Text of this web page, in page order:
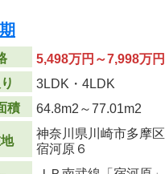
5,498万円～7,998万円
3LDK・4LDK
積
64.8m2 ～77.01m2
神奈川県川崎市多摩区
宿河原６